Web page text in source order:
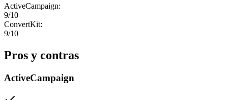
ActiveCampaign:
9/10
ConvertKit:
9/10
Pros y contras
ActiveCampaign